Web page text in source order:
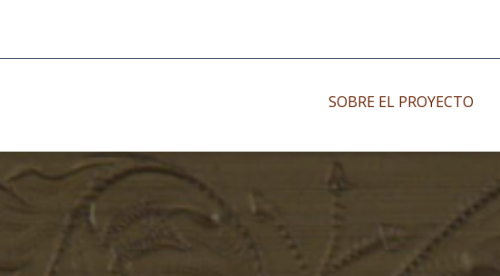
SOBRE EL PROYECTO
Impresos antiguos
Impresos menores